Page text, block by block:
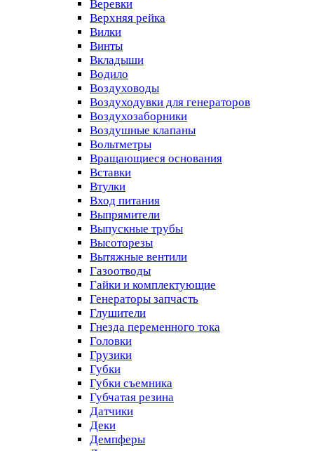
Веревки
Верхняя рейка
Вилки
Винты
Вкладыши
Водило
Воздуховоды
Воздуходувки для генераторов
Воздухозаборники
Воздушные клапаны
Вольтметры
Вращающиеся основания
Вставки
Втулки
Вход питания
Выпрямители
Выпускные трубы
Высоторезы
Вытяжные вентили
Газоотводы
Гайки и комплектующие
Генераторы запчасть
Глушители
Гнезда переменного тока
Головки
Грузики
Губки
Губки съемника
Губчатая резина
Датчики
Деки
Демпферы